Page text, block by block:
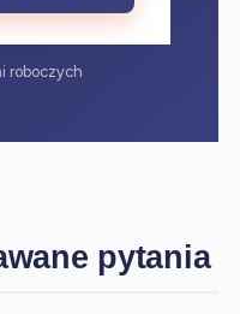
roboczych
pytania